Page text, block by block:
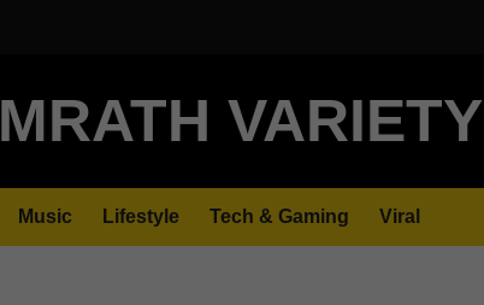
VARIETY
Music Lifestyle Tech & Gaming Viral